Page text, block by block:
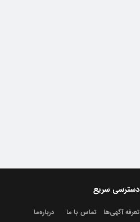
دسترسی سریع
تعرفه آگهی‌ها تماس با ما درباره‌‌ما